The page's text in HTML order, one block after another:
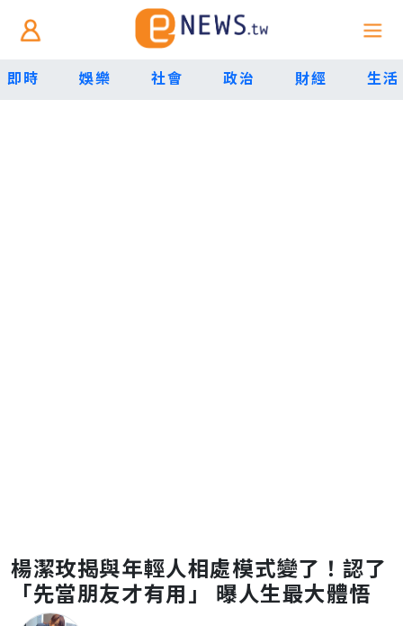
即時 娛樂 社會 政治 財經 生活
楊潔玫揭與年輕人相處模式變了！認了
「先當朋友才有用」 曝人生最大體悟